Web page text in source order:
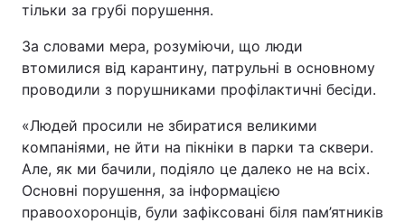
тільки за грубі порушення.
За словами мера, розуміючи, що люди
втомилися від карантину, патрульні в основному
проводили з порушниками профілактичні бесіди.
«Людей просили не збиратися великими
компаніями, не йти на пікніки в парки та сквери.
Але, як ми бачили, подіяло це далеко не на всіх.
Основні порушення, за інформацією
правоохоронців, були зафіксовані біля пам’ятників